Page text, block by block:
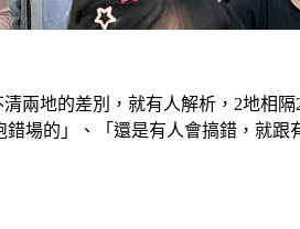
兩地的差別，就有人解析，2地相
場的」、「還是有人會搞錯，就跟